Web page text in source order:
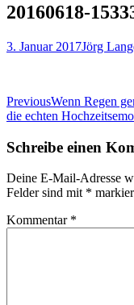
20160618-
3. Januar 2017Jörg
PreviousWenn Regen
die echten
Schreibe einen
Deine E-Mail-Adresse
Felder sind mit *
Kommentar *